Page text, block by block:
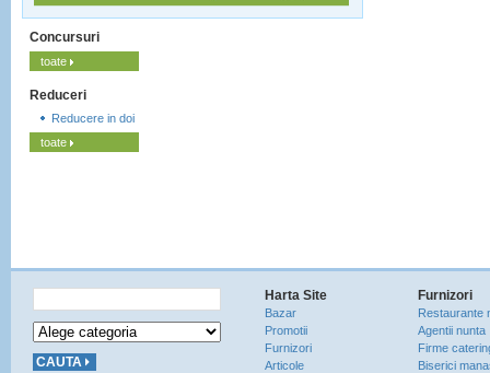
Concursuri
toate
Reduceri
Reducere in doi
toate
Harta Site
Bazar
Promotii
Furnizori
Articole
Furnizori
Restaurante
Agentii nunta
Firme
Biserici